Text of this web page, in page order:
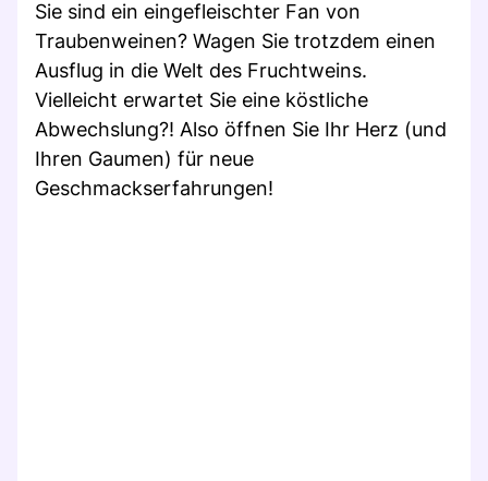
Sie sind ein eingefleischter Fan von
Traubenweinen? Wagen Sie trotzdem einen
Ausflug in die Welt des Fruchtweins.
Vielleicht erwartet Sie eine köstliche
Abwechslung?! Also öffnen Sie Ihr Herz (und
Ihren Gaumen) für neue
Geschmackserfahrungen!